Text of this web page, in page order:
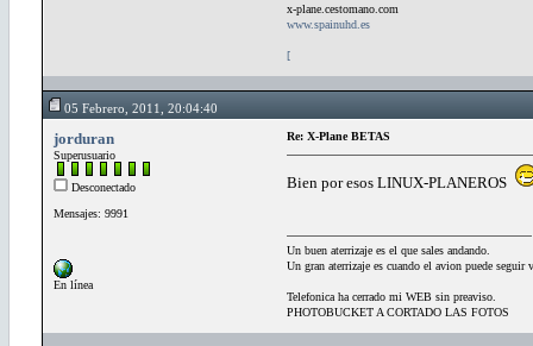
x-plane.cestomano.com
www.spainuhd.es
[
05 Febrero, 2011, 20:04:40
jorduran
Superusuario
Desconectado
Mensajes: 9991
En línea
Re: X-Plane BETAS
Bien por esos LINUX-PLANEROS
Un buen aterrizaje es el que sales andando.
Un gran aterrizaje es cuando el avion puede seguir
Telefonica ha cerrado mi WEB sin preaviso.
PHOTOBUCKET A CORTADO LAS FOTOS